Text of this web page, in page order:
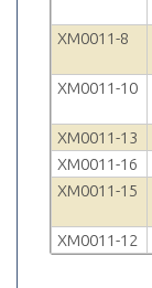
XM0011-8
XM0011-10
XM0011-13
XM0011-16
XM0011-15
XM0011-12